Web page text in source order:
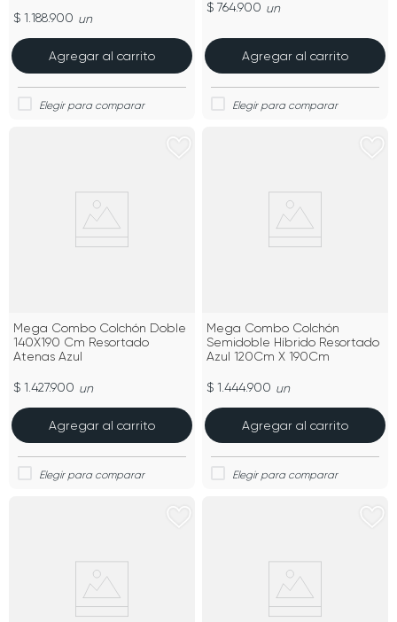
$ 1.188.900 un
Agregar al carrito
$ 764.900 un
Agregar al carrito
Mega Combo Colchón Doble
140X190 Cm Resortado
Atenas Azul
$ 1.427.900 un
Agregar al carrito
Mega Combo Colchón
Semidoble Híbrido Resortado
Azul 120Cm X 190Cm
$ 1.444.900 un
Agregar al carrito